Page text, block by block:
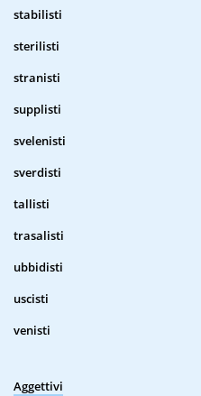
stabilisti
sterilisti
stranisti
supplisti
svelenisti
sverdisti
tallisti
trasalisti
ubbidisti
uscisti
venisti
Aggettivi